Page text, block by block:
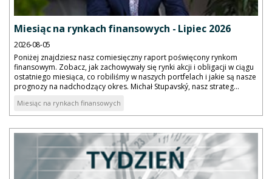
Miesiąc na rynkach finansowych - Lipiec 2026
2026-08-05
Poniżej znajdziesz nasz comiesięczny raport poświęcony rynkom
finansowym. Zobacz, jak zachowywały się rynki akcji i obligacji w ciągu
ostatniego miesiąca, co robiliśmy w naszych portfelach i jakie są nasze
prognozy na nadchodzący okres. Michał Stupavský, nasz strateg...
Miesiąc na rynkach finansowych